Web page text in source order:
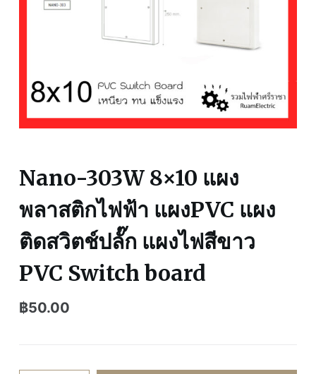
Nano-303W 8×10 แผง
พลาสติกไฟฟ้า แผงPVC แผง
ติดสวิตช์ปลั๊ก แผงไฟสีขาว
PVC Switch board
฿50.00